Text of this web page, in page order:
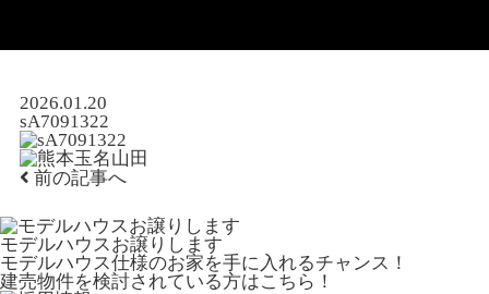
2026.01.20
sA7091322
前の記事へ
モデルハウスお譲りします
モデルハウス仕様のお家を手に入れるチャンス！
建売物件を検討されている方はこちら！